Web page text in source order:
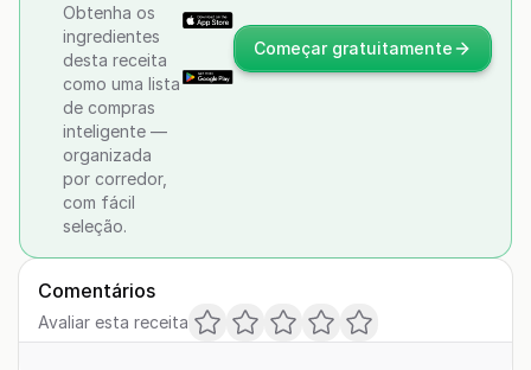
Obtenha os
ingredientes
desta receita
como uma lista
de compras
inteligente —
organizada
por corredor,
com fácil
seleção.
Começar gratuitamente
Comentários
Avaliar esta receita